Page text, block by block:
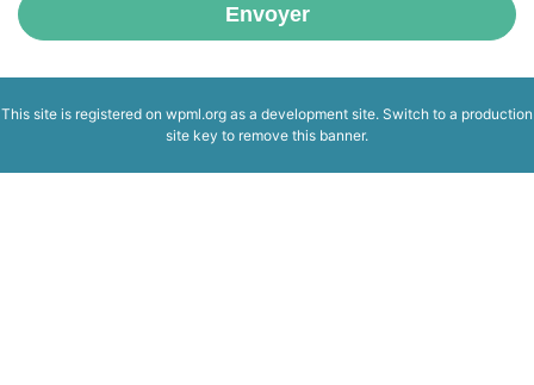
Envoyer
This site is registered on wpml.org as a development site. Switch to a production
site key to remove this banner.